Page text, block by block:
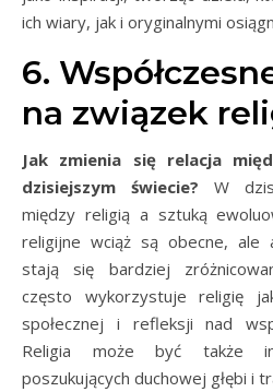
ich wiary, jak i oryginalnymi
6.
na związek
Jak zmienia się relacja
dzisiejszym świecie? W
między religią a sztuką
religijne wciąż są obecne, ale
stają się bardziej
często wykorzystuje religię
społecznej i refleksji nad
Religia może być także
poszukujących duchowej głębi i